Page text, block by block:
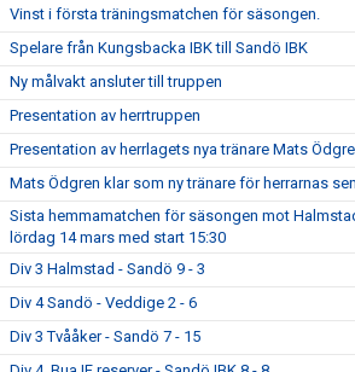
Vinst i första träningsmatchen för säsongen.
Spelare från Kungsbacka IBK till Sandö IBK
Ny målvakt ansluter till truppen
Presentation av herrtruppen
Presentation av herrlagets nya tränare Mats
Mats Ödgren klar som ny tränare för herrarnas
Sista hemmamatchen för säsongen mot
lördag 14 mars med start 15:30
Div 3 Halmstad - Sandö 9 - 3
Div 4 Sandö - Veddige 2 - 6
Div 3 Tvååker - Sandö 7 - 15